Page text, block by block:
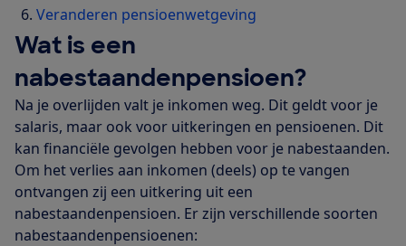
Veranderen pensioenwetgeving
Wat is een
nabestaandenpensioen?
Na je overlijden valt je inkomen weg. Dit geldt voor je
salaris, maar ook voor uitkeringen en pensioenen. Dit
kan financiële gevolgen hebben voor je nabestaanden.
Om het verlies aan inkomen (deels) op te vangen
ontvangen zij een uitkering uit een
nabestaandenpensioen. Er zijn verschillende soorten
nabestaandenpensioenen: